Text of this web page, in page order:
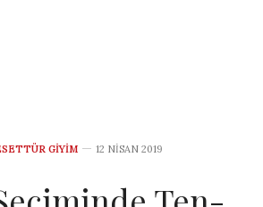
GIYIM 12 NISAN 2019